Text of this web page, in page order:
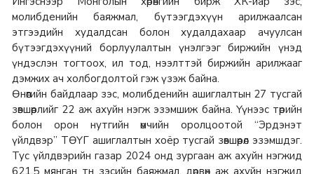
молибденийн баяжмал, бүтээгдэхүүн арилжаалсан
этгээдийн худалдсан болон худалдахаар ачуулсан
бүтээгдэхүүний борлуулалтын үнэлгээг биржийн үнэд
үндэслэн тогтоох, ил тод, нээлттэй биржийн арилжааг
дэмжих ач холбогдолтой гэж үзэж байна.
Өнөөгийн байдлаар зэс, молибденийн ашиглалтын 27 тусгай
зөвшөөрлийг 22 аж ахуйн нэгж эзэмшиж байна. Үүнээс төрийн
болон орон нутгийн өмчийн оролцоотой “Эрдэнэт
үйлдвэр” ТӨҮГ ашиглалтын хоёр тусгай зөвшөөрөл эзэмшдэг.
Тус үйлдвэрийн газар 2024 онд зургаан аж ахуйн нэгжид
621.5 мянган тн зэсийн баяжмал, дөрвөн аж ахуйн нэгжид